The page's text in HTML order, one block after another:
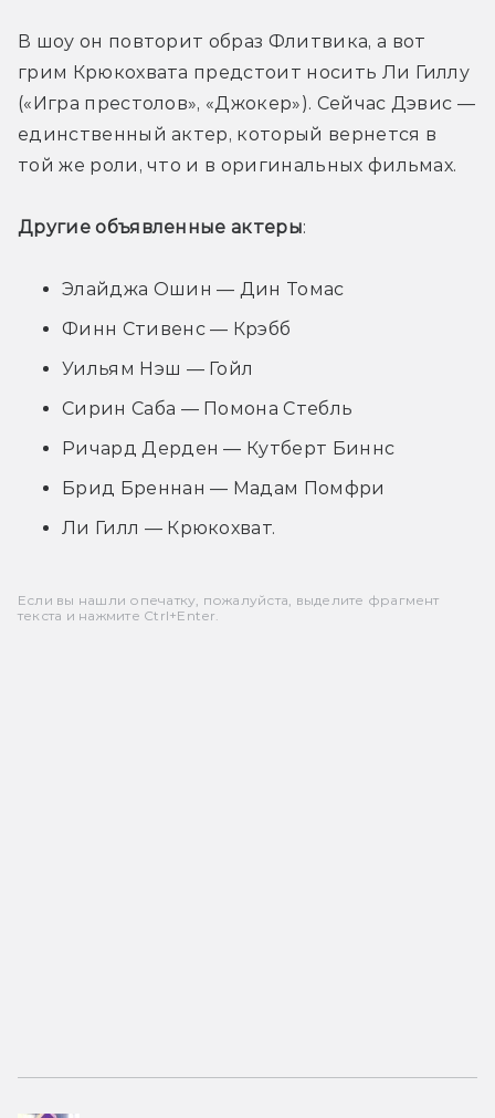
В шоу он повторит образ Флитвика, а вот
грим Крюкохвата предстоит носить Ли Гиллу
(«Игра престолов», «Джокер»). Сейчас Дэвис —
единственный актер, который вернется в
той же роли, что и в оригинальных фильмах.
Другие объявленные актеры:
Элайджа Ошин — Дин Томас
Финн Стивенс — Крэбб
Уильям Нэш — Гойл
Сирин Саба — Помона Стебль
Ричард Дерден — Кутберт Биннс
Брид Бреннан — Мадам Помфри
Ли Гилл — Крюкохват.
Если вы нашли опечатку, пожалуйста, выделите фрагмент
текста и нажмите Ctrl+Enter.